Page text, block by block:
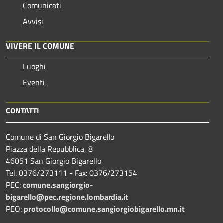
Comunicati
Avvisi
VIVERE IL COMUNE
Luoghi
Eventi
CONTATTI
Comune di San Giorgio Bigarello
Piazza della Repubblica, 8
46051 San Giorgio Bigarello
Tel. 0376/273111 - Fax: 0376/273154
PEC:comune.sangiorgio-
bigarello@pec.regione.lombardia.it
PEO: protocollo@comune.sangiorgiobigarello.mn.it